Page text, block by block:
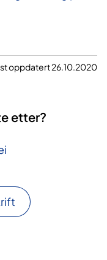
oppdatert 26.10.2020
etter?